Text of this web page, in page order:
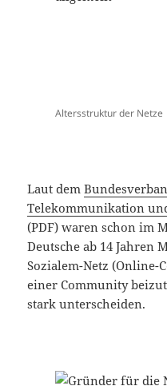
Altersstruktur der Netze
Laut dem
Telekommunikation
(PDF) waren schon im
Deutsche ab 14 Jahren
Sozialem-Netz (Online-
einer Community
stark unterscheiden.